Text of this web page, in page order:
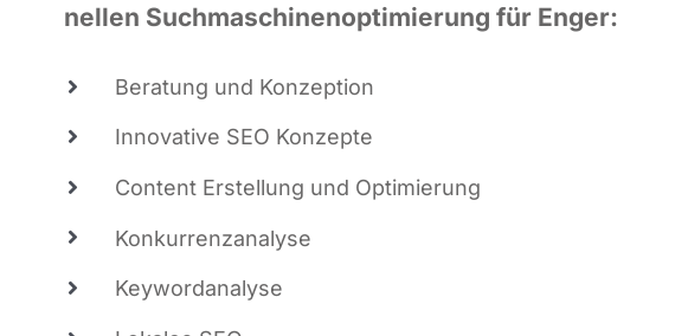
nel­len Such­ma­schi­nen­op­ti­mie­rung für Enger:
Bera­tung und Konzeption
Inno­va­ti­ve SEO Konzepte
Con­tent Erstel­lung und Optimierung
Kon­kur­renz­ana­ly­se
Key­word­ana­ly­se